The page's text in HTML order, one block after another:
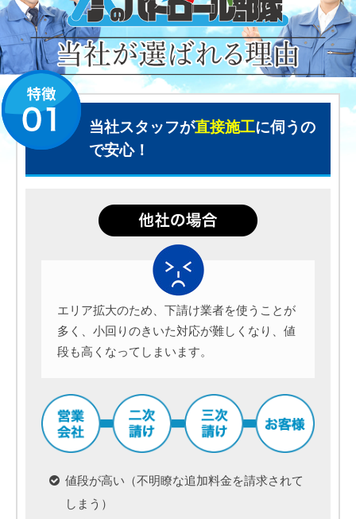
当社スタッフが直接施工に伺うの
で安心！
エリア拡大のため、下請け業者を使うことが
多く、小回りのきいた対応が難しくなり、値
段も高くなってしまいます。
値段が高い（不明瞭な追加料金を請求されて
しまう）